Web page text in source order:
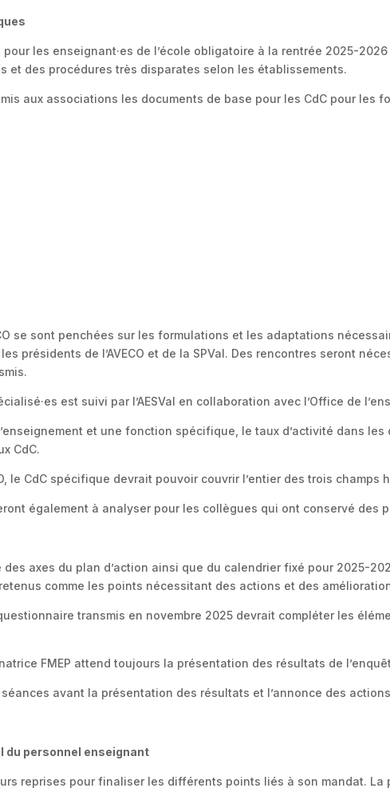
pour les enseignant·es de l’école obligatoire à la rentrée 2025-
et des procédures très disparates selon les établissements.
aux associations les documents de base pour les CdC pour les
se sont penchées sur les formulations et les adaptations
présidents de l’AVECO et de la SPVal. Des rencontres seront
est suivi par l’AESVal en collaboration avec l’Office de
et une fonction spécifique, le taux d’activité dans
CdC.
le CdC spécifique devrait pouvoir couvrir l’entier des trois champs
également à analyser pour les collègues qui ont conservé des
axes du plan d’action ainsi que du calendrier fixé pour 2025-
comme les points nécessitant des actions et des
transmis en novembre 2025 devrait compléter les
FMEP attend toujours la présentation des résultats de
avant la présentation des résultats et l’annonce des
du personnel enseignant
reprises pour finaliser les différents points liés à son mandat.